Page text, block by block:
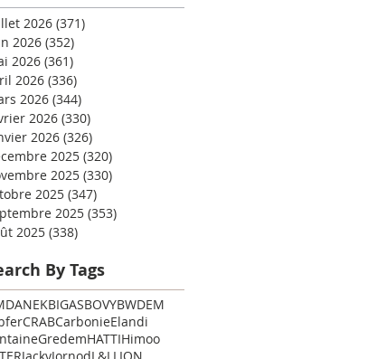
2026 (371)
2026 (352)
2026 (361)
2026 (336)
2026 (344)
2026 (330)
2026 (326)
2025 (320)
2025 (330)
2025 (347)
2025 (353)
2025 (338)
By Tags
ANEKBIGASBOVYBWDEM
CRABCarbonieElandi
GredemHATTIHimoo